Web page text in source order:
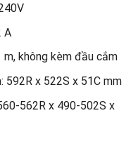
A
m, không kèm đầu cắm
592R x 522S x 51C mm
562R x 490-502S x